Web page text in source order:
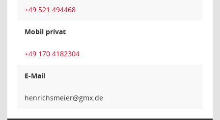
+49 521 494468
Mobil privat
+49 170 4182304
E-Mail
reiemsh